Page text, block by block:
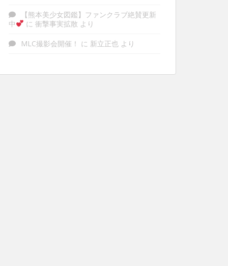
【熊本美少女図鑑】ファンクラブ絶賛更新
中
に 衝撃事実拡散 より
MLC撮影会開催！ に 新立正也 より